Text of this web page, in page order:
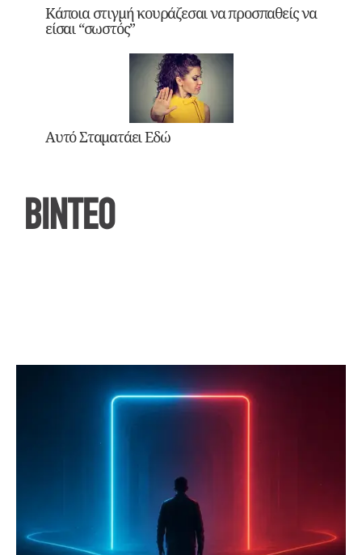
Κάποια στιγμή κουράζεσαι να προσπαθείς να
είσαι “σωστός”
Αυτό Σταματάει Εδώ
ΒΙΝΤΕΟ